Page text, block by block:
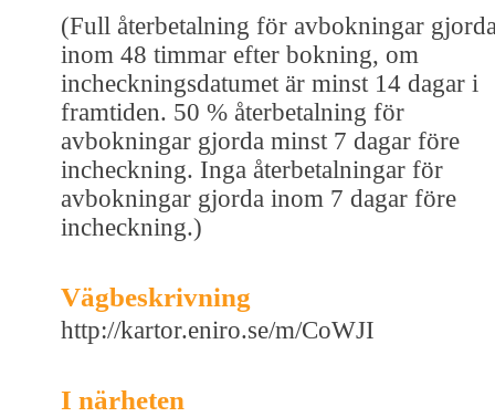
(Full återbetalning för avbokningar
inom 48 timmar efter bokning, om
incheckningsdatumet är minst 14 dagar i
framtiden. 50 % återbetalning för
avbokningar gjorda minst 7 dagar före
incheckning. Inga återbetalningar för
avbokningar gjorda inom 7 dagar före
incheckning.)
Vägbeskrivning
http://kartor.eniro.se/m/CoWJI
I närheten